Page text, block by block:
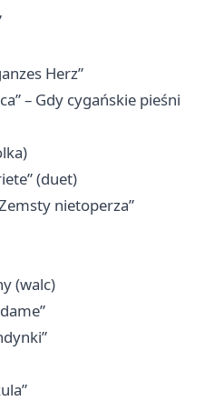
Herz”
– Gdy cygańskie pieśni
(duet)
nietoperza”
(walc)